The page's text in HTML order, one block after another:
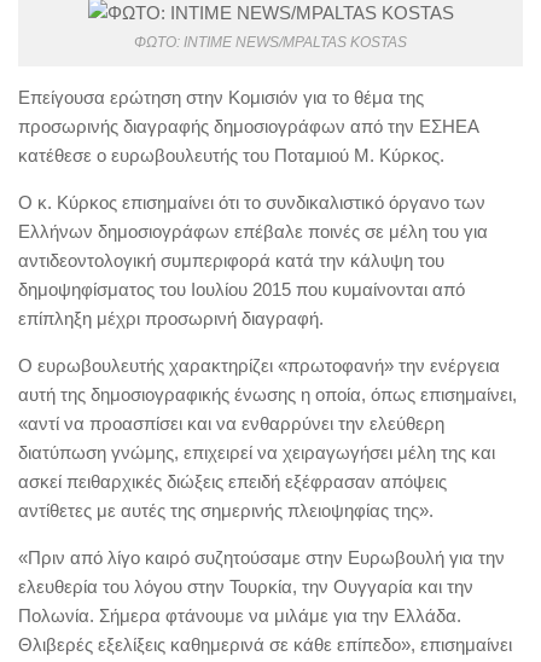
ΦΩΤΟ: INTIME NEWS/MPALTAS KOSTAS
Επείγουσα ερώτηση στην Κομισιόν για το θέμα της
προσωρινής διαγραφής δημοσιογράφων από την ΕΣΗΕΑ
κατέθεσε ο ευρωβουλευτής του Ποταμιού Μ. Κύρκος.
Ο κ. Κύρκος επισημαίνει ότι το συνδικαλιστικό όργανο των
Ελλήνων δημοσιογράφων επέβαλε ποινές σε μέλη του για
αντιδεοντολογική συμπεριφορά κατά την κάλυψη του
δημοψηφίσματος του Ιουλίου 2015 που κυμαίνονται από
επίπληξη μέχρι προσωρινή διαγραφή.
Ο ευρωβουλευτής χαρακτηρίζει «πρωτοφανή» την ενέργεια
αυτή της δημοσιογραφικής ένωσης η οποία, όπως επισημαίνει,
«αντί να προασπίσει και να ενθαρρύνει την ελεύθερη
διατύπωση γνώμης, επιχειρεί να χειραγωγήσει μέλη της και
ασκεί πειθαρχικές διώξεις επειδή εξέφρασαν απόψεις
αντίθετες με αυτές της σημερινής πλειοψηφίας της».
«Πριν από λίγο καιρό συζητούσαμε στην Ευρωβουλή για την
ελευθερία του λόγου στην Τουρκία, την Ουγγαρία και την
Πολωνία. Σήμερα φτάνουμε να μιλάμε για την Ελλάδα.
Θλιβερές εξελίξεις καθημερινά σε κάθε επίπεδο», επισημαίνει